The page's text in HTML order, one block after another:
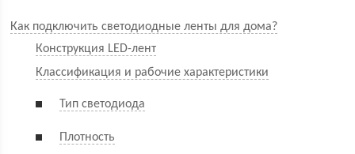
Как подключить светодиодные ленты для дома?
Конструкция LED-лент
Классификация и рабочие характеристики
Тип светодиода
Плотность